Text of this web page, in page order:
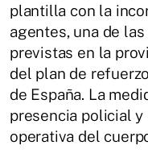
plantilla con la
agentes, una de
previstas en la
del plan de
de España. La
presencia policial y
operativa del